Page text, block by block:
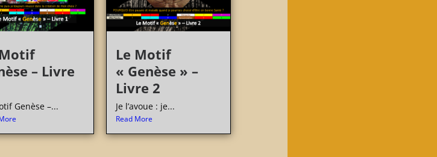
– Livre
Genèse –...
Le Motif
« Genèse » –
Livre 2
Je l’avoue : je...
Read More